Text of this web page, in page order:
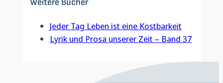
Jeder Tag Leben ist eine Kostbarkeit
Lyrik und Prosa unserer Zeit – Band 37